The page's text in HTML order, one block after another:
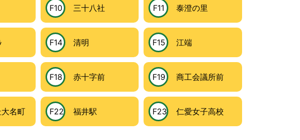
F10 三十八社 F11 泰澄の里
F14 清明 F15 江端
F18 赤十字前 F19 商工会議所前
名町 F22福井駅 F23 仁愛女子高校